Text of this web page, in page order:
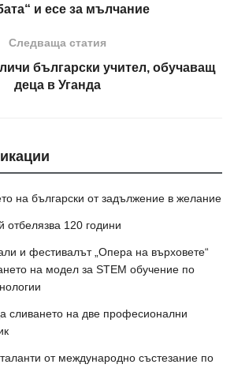
и есе за мълчание
Следваща статия
български учител, обучаващ
деца в Уганда
на български от задължение в желание
отбелязва 120 години
и фестивалът „Опера на върховете“
на модел за STEM обучение по
сливането на две професионални
от международно състезание по